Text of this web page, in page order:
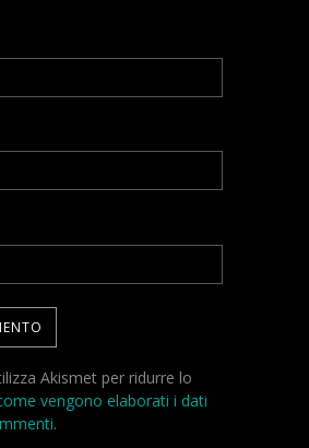
Akismet per ridurre lo
vengono elaborati i dati
.